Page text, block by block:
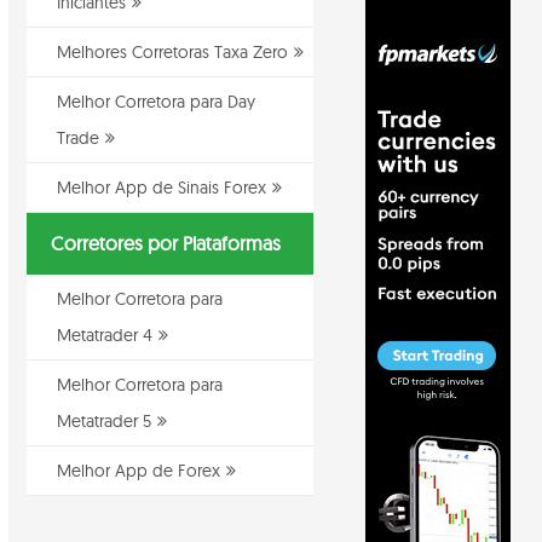
Melhores Corretoras Taxa Zero
Melhor Corretora para Day
Trade
Melhor App de Sinais Forex
Corretores por Plataformas
Melhor Corretora para
Metatrader 4
Melhor Corretora para
Metatrader 5
Melhor App de Forex